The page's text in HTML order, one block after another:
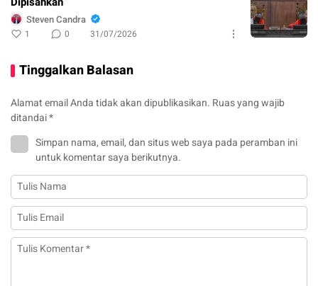
Steven Candra
1 0 31/07/2026
Tinggalkan Balasan
Alamat email Anda tidak akan dipublikasikan. Ruas yang wajib
ditandai*
Simpan nama, email, dan situs web saya pada peramban ini
untuk komentar saya berikutnya.